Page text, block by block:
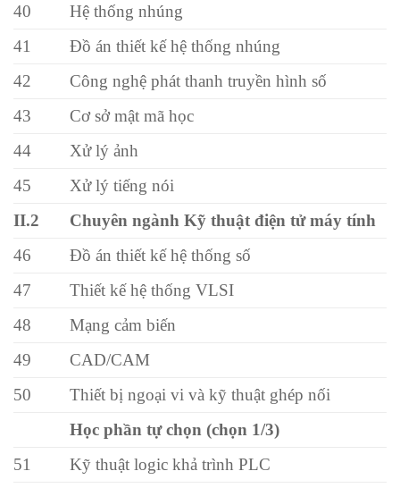
40
Hệ thống nhúng
41
Đồ án thiết kế hệ thống nhúng
42
Công nghệ phát thanh truyền hình số
43
Cơ sở mật mã học
44
Xử lý ảnh
45
Xử lý tiếng nói
II.2
Chuyên ngành Kỹ thuật điện tử máy tính
46
Đồ án thiết kế hệ thống số
47
Thiết kế hệ thống VLSI
48
Mạng cảm biến
49
CAD/CAM
50
Thiết bị ngoại vi và kỹ thuật ghép nối
Học phần tự chọn (chọn 1/3)
51
Kỹ thuật logic khả trình PLC